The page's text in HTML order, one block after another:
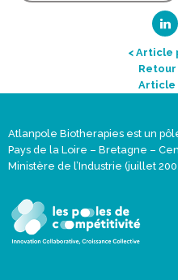
< Article
Article
Atlanpole Biotherapies est un
Pays de la Loire – Bretagne –
Ministère de l’Industrie (juillet